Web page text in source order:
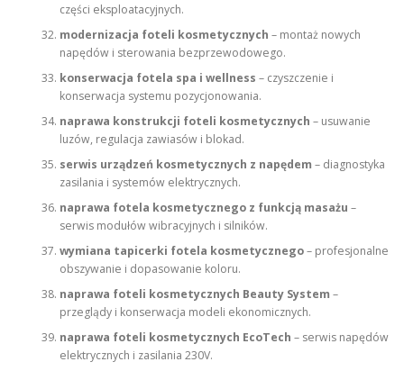
części eksploatacyjnych.
modernizacja foteli kosmetycznych – montaż nowych
napędów i sterowania bezprzewodowego.
konserwacja fotela spa i wellness – czyszczenie i
konserwacja systemu pozycjonowania.
naprawa konstrukcji foteli kosmetycznych – usuwanie
luzów, regulacja zawiasów i blokad.
serwis urządzeń kosmetycznych z napędem – diagnostyka
zasilania i systemów elektrycznych.
naprawa fotela kosmetycznego z funkcją masażu –
serwis modułów wibracyjnych i silników.
wymiana tapicerki fotela kosmetycznego– profesjonalne
obszywanie i dopasowanie koloru.
naprawa foteli kosmetycznych Beauty System –
przeglądy i konserwacja modeli ekonomicznych.
naprawa foteli kosmetycznych EcoTech – serwis napędów
elektrycznych i zasilania 230V.